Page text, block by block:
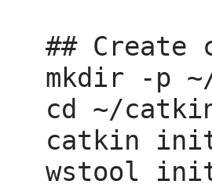
## Create
mkdir -p
cd ~/
catkin
wstool